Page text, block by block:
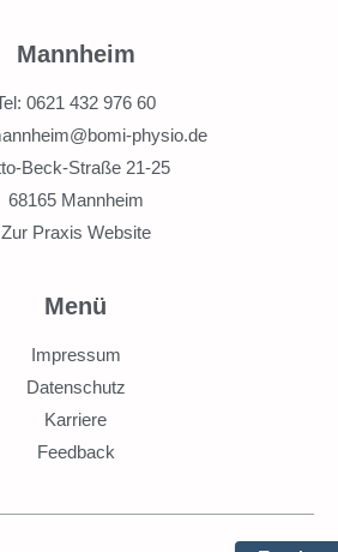
Mannheim
0621 432 976 60
physio.de
Beck-Straße 21-25
68165 Mannheim
Zur Praxis Website
Menü
Impressum
Datenschutz
Karriere
Feedback